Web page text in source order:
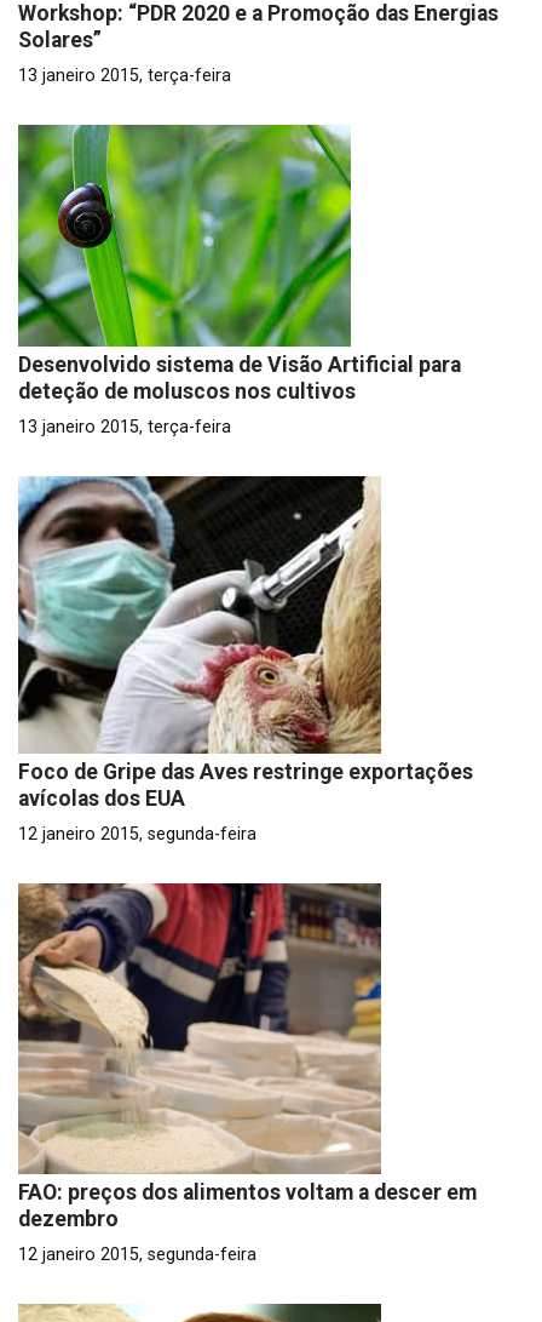
Workshop: “PDR 2020 e a Promoção das Energias
Solares”
13 janeiro 2015, terça-feira
Desenvolvido sistema de Visão Artificial para
deteção de moluscos nos cultivos
13 janeiro 2015, terça-feira
Foco de Gripe das Aves restringe exportações
avícolas dos EUA
12 janeiro 2015, segunda-feira
FAO: preços dos alimentos voltam a descer em
dezembro
12 janeiro 2015, segunda-feira